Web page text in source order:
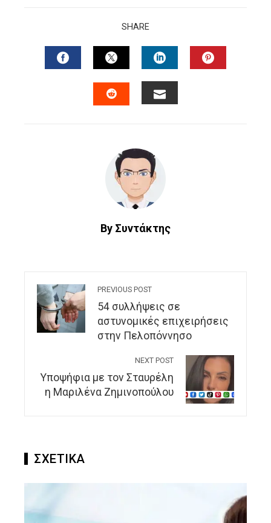
SHARE
FACEBOOKTWITTERLINKEDIN
By Συντάκτης
PREVIOUS POST
54 συλλήψεις σε
αστυνομικές επιχειρήσεις
στην Πελοπόννησο
NEXT POST
Yποψήφια με τον Σταυρέλη
η Μαριλένα Ζημινοπούλου
ΣΧΕΤΙΚΑ